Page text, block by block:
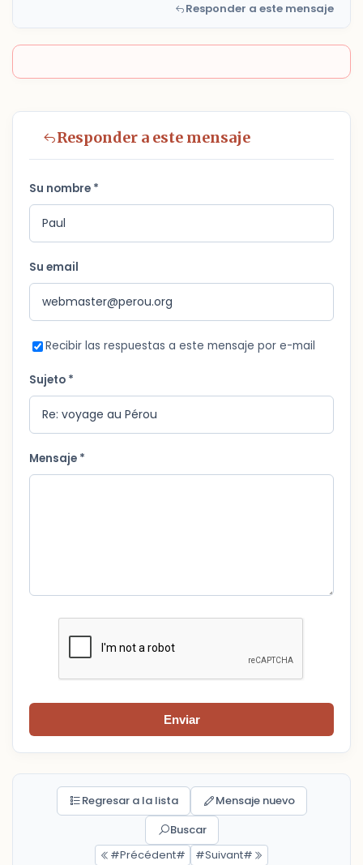
Responder a este mensaje
Responder a este mensaje
Su nombre *
Su email
Recibir las respuestas a este mensaje por e-mail
Sujeto *
Mensaje *
Enviar
Regresar a la lista
Mensaje nuevo
Buscar
#Précédent#
#Suivant#